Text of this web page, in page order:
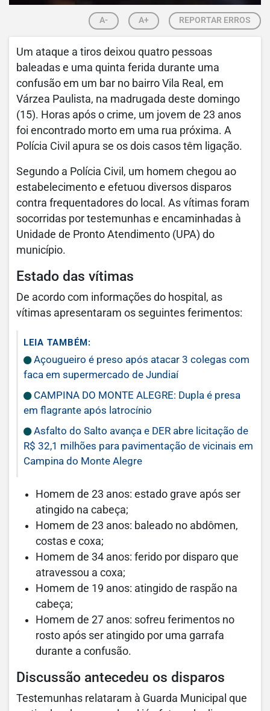
A- A+ REPORTAR ERROS
Um ataque a tiros deixou quatro pessoas
baleadas e uma quinta ferida durante uma
confusão em um bar no bairro Vila Real, em
Várzea Paulista, na madrugada deste domingo
(15). Horas após o crime, um jovem de 23 anos
foi encontrado morto em uma rua próxima. A
Polícia Civil apura se os dois casos têm ligação.
Segundo a Polícia Civil, um homem chegou ao
estabelecimento e efetuou diversos disparos
contra frequentadores do local. As vítimas foram
socorridas por testemunhas e encaminhadas à
Unidade de Pronto Atendimento (UPA) do
município.
Estado das vítimas
De acordo com informações do hospital, as
vítimas apresentaram os seguintes ferimentos:
LEIA TAMBÉM:
Açougueiro é preso após atacar 3 colegas com
faca em supermercado de Jundiaí
CAMPINA DO MONTE ALEGRE: Dupla é presa
em flagrante após latrocínio
Asfalto do Salto avança e DER abre licitação de
R$ 32,1 milhões para pavimentação de vicinais em
Campina do Monte Alegre
Homem de 23 anos: estado grave após ser
atingido na cabeça;
Homem de 23 anos: baleado no abdômen,
costas e coxa;
Homem de 34 anos: ferido por disparo que
atravessou a coxa;
Homem de 19 anos: atingido de raspão na
cabeça;
Homem de 27 anos: sofreu ferimentos no
rosto após ser atingido por uma garrafa
durante a confusão.
Discussão antecedeu os disparos
Testemunhas relataram à Guarda Municipal que